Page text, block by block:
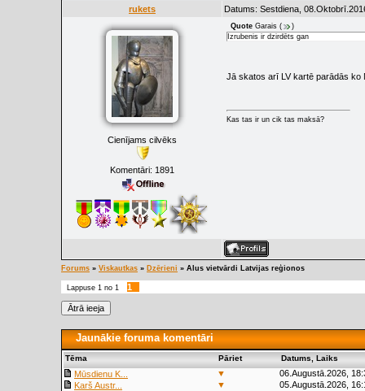
rukets Datums: Sestdiena,
Cienījams cilvēks
Komentāri: 1891
Quote Garais (
)
Izrubenis ir dzirdēts gan
Jā skatos arī LV kartē parādās ko
Kas tas ir un cik tas maksā?
Forums » Viskautkas » Dzērieni » Alus vietvārdi Latvijas reģionos
Lappuse 1 no 1 1
Jaunākie foruma komentāri
Tēma Pāriet Datums, Laiks
Mūsdienu K... ▼
06.Augustā.2026,
Karš Austr...
▼
05.Augustā.2026,